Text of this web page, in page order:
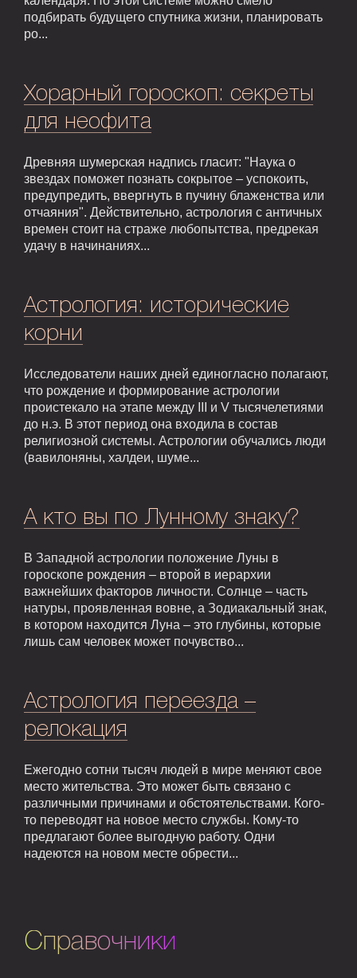
подбирать будущего спутника жизни, планировать
ро...
Хорарный гороскоп: секреты
для неофита
Древняя шумерская надпись гласит: "Наука о
звездах поможет познать сокрытое – успокоить,
предупредить, ввергнуть в пучину блаженства или
отчаяния". Действительно, астрология с античных
времен стоит на страже любопытства, предрекая
удачу в начинаниях...
Астрология: исторические
корни
Исследователи наших дней единогласно полагают,
что рождение и формирование астрологии
проистекало на этапе между III и V тысячелетиями
до н.э. В этот период она входила в состав
религиозной системы. Астрологии обучались люди
(вавилоняны, халдеи, шуме...
А кто вы по Лунному знаку?
В Западной астрологии положение Луны в
гороскопе рождения – второй в иерархии
важнейших факторов личности. Солнце – часть
натуры, проявленная вовне, а Зодиакальный знак,
в котором находится Луна – это глубины, которые
лишь сам человек может почувство...
Астрология переезда –
релокация
Ежегодно сотни тысяч людей в мире меняют свое
место жительства. Это может быть связано с
различными причинами и обстоятельствами. Кого-
то переводят на новое место службы. Кому-то
предлагают более выгодную работу. Одни
надеются на новом месте обрести...
Справочники